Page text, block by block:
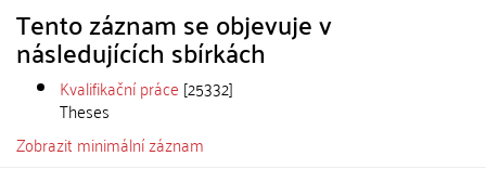
Tento záznam se objevuje v
následujících sbírkách
Kvalifikační práce [25332]
Theses
Zobrazit minimální záznam